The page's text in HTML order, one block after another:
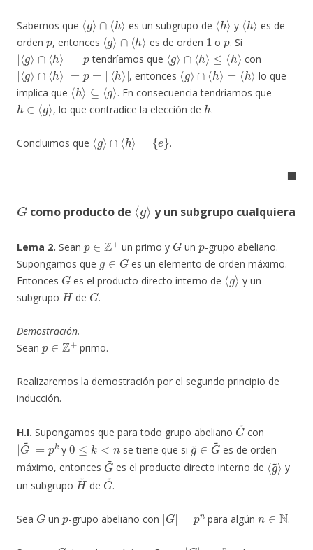
Sabemos que
⟨ g h ⟩
es un subgrupo de
⟨h⟩
y
⟨h⟩
es de
orden
p
, entonces
⟨ g⟩∩ ⟨h ⟩
es de orden
1
o
p
. Si
|⟨g⟩∩⟨h⟩|=p
tendríamos que
⟨g⟩∩⟨h ⟩≤ ⟨h⟩
con
|⟨g ⟩ ∩ ⟨h⟩ | p= |⟨h⟩|
, entonces
⟨g ⟩∩⟨h⟩ =⟨h⟩
lo que
implica que
⟨h ⟩⊆ g ⟩
. En consecuencia tendríamos que
h∈⟨g⟩
, lo que contradice la elección de
h
.
Concluimos que
⟨ g h ⟩ }
.
◼
como producto de
⟨ g
y un subgrupo cualquiera
Lema 2. Sean
Z+
un primo y
G
un -grupo abeliano.
Supongamos que
g∈ G
es un elemento de orden máximo.
Entonces
G
es el producto directo interno de
⟨g⟩
y un
subgrupo
H
de
G
.
Demostración.
Sean
p∈Z+
primo.
Realizaremos la demostración por el segundo principio de
inducción.
H.I. Supongamos que para todo grupo abeliano
G~
con
|G ~|=pk
y
0≤k< n
se tiene que si
g~∈G~
es de orden
máximo, entonces
G~
es el producto directo interno de
⟨ g
y
un subgrupo
H~
de
G~
.
Sea
G
un -grupo abeliano con
| G| n
para algún
N
.
G | G n